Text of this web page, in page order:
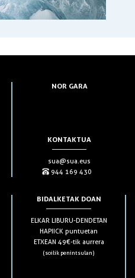
NOR GARA
KONTAKTUA
sua@sua.eus
944 169 430
BIDALKETAK DOAN
ELKAR LIBURU-DENDETAN
HAPIICK puntuetan
ETXEAN 49€-tik aurrera
(soilik penintsulan)